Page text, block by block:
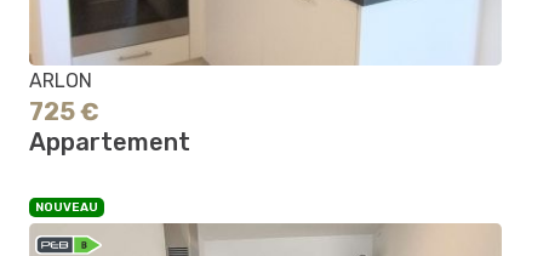
ARLON
725 €
Appartement
NOUVEAU